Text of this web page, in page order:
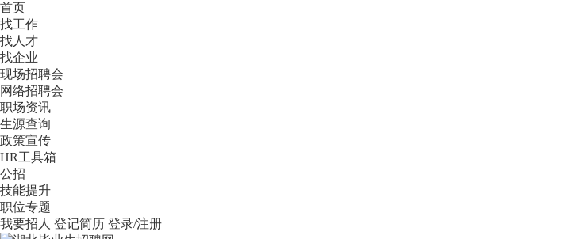
首页
找工作
找人才
找企业
现场招聘会
网络招聘会
职场资讯
生源查询
政策宣传
HR工具箱
公招
技能提升
职位专题
我要招人 登记简历 登录/注册